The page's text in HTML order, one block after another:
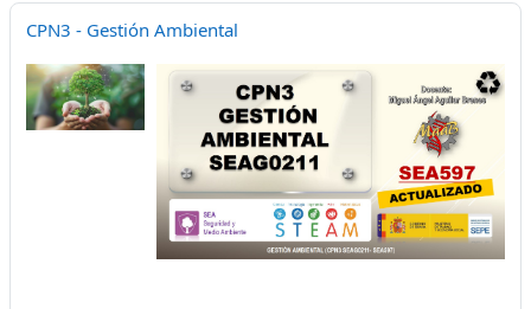
CPN3 - Gestión Ambiental